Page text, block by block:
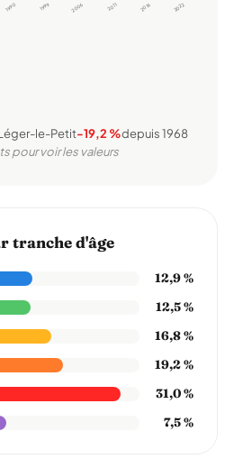
1990 1999 2006 2011 2016 2022
le-Petit-19,2 %depuis 1968
pour voir les valeurs
tranche d'âge
12,9 %
12,5 %
16,8 %
19,2 %
31,0 %
7,5 %